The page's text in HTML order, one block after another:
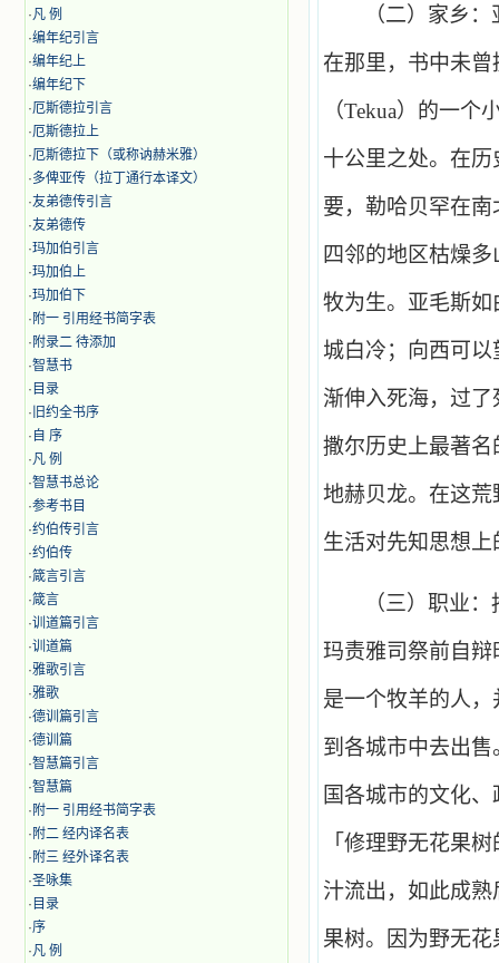
·凡 例
·编年纪引言
·编年纪上
·编年纪下
·厄斯德拉引言
·厄斯德拉上
·厄斯德拉下（或称讷赫米雅）
·多俾亚传（拉丁通行本译文）
·友弟德传引言
·友弟德传
·玛加伯引言
·玛加伯上
·玛加伯下
· 附一 引用经书简字表
· 附录二 待添加
·智慧书
· 目录
· 旧约全书序
· 自 序
·凡 例
·智慧书总论
·参考书目
·约伯传引言
·约伯传
·箴言引言
·箴言
·训道篇引言
·训道篇
·雅歌引言
·雅歌
·德训篇引言
·德训篇
·智慧篇引言
·智慧篇
· 附一 引用经书简字表
· 附二 经内译名表
· 附三 经外译名表
·圣咏集
· 目录
·序
·凡 例
（二）家乡
在那里，书中未
（Tekua）的一个
十公里之处。在
要，勒哈贝罕在
四邻的地区枯燥
牧为生。亚毛斯
城白冷；向西可
渐伸入死海，过
撒尔历史上最著
地赫贝龙。在这
生活对先知思想
（三）职业
玛责雅司祭前自
是一个牧羊的人
到各城市中去出
国各城市的文化
「修理野无花果
汁流出，如此成
果树。因为野无